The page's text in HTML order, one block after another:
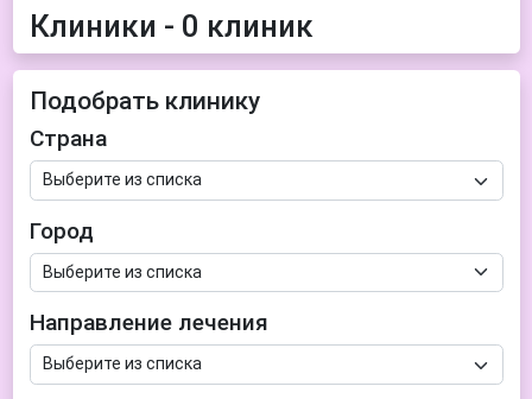
Клиники - 0 клиник
Подобрать клинику
Страна
Город
Направление лечения